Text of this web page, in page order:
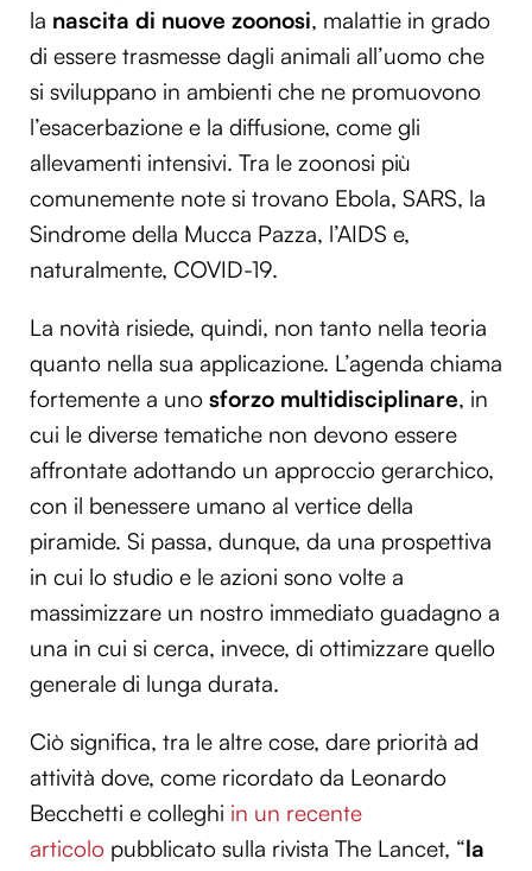
la nascita di nuove zoonosi, malattie in grado
di essere trasmesse dagli animali all’uomo che
si sviluppano in ambienti che ne promuovono
l’esacerbazione e la diffusione, come gli
allevamenti intensivi. Tra le zoonosi più
comunemente note si trovano Ebola, SARS, la
Sindrome della Mucca Pazza, l’AIDS e,
naturalmente, COVID-19.
La novità risiede, quindi, non tanto nella teoria
quanto nella sua applicazione. L’agenda chiama
fortemente a uno sforzo multidisciplinare, in
cui le diverse tematiche non devono essere
affrontate adottando un approccio gerarchico,
con il benessere umano al vertice della
piramide. Si passa, dunque, da una prospettiva
in cui lo studio e le azioni sono volte a
massimizzare un nostro immediato guadagno a
una in cui si cerca, invece, di ottimizzare quello
generale di lunga durata.
Ciò significa, tra le altre cose, dare priorità ad
attività dove, come ricordato da Leonardo
Becchetti e colleghi in un recente
articolo pubblicato sulla rivista The Lancet, “la